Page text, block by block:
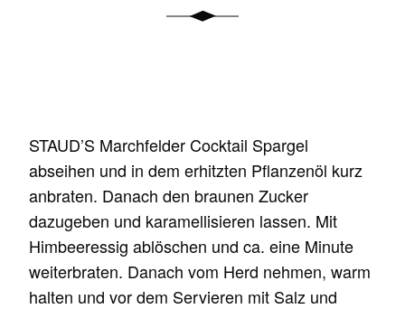
STAUD’S Marchfelder Cocktail Spargel
abseihen und in dem erhitzten Pflanzenöl kurz
anbraten. Danach den braunen Zucker
dazugeben und karamellisieren lassen. Mit
Himbeeressig ablöschen und ca. eine Minute
weiterbraten. Danach vom Herd nehmen, warm
halten und vor dem Servieren mit Salz und